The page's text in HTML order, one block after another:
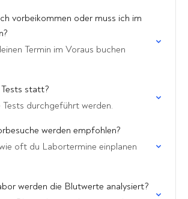
vorbeikommen oder muss ich im
Termin im Voraus buchen
statt?
Tests durchgeführt werden.
werden empfohlen?
oft du Labortermine einplanen
werden die Blutwerte analysiert?